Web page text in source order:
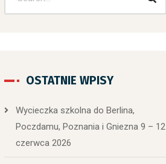
OSTATNIE WPISY
Wycieczka szkolna do Berlina,
Poczdamu, Poznania i Gniezna 9 – 12
czerwca 2026